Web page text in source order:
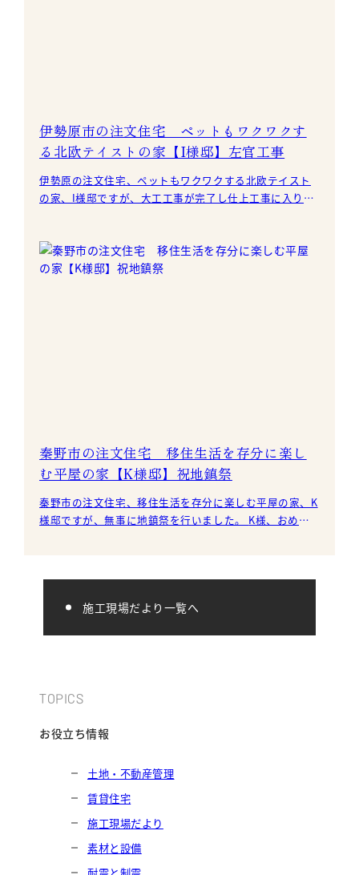
伊勢原市の注文住宅 ペットもワクワクす
る北欧テイストの家【I様邸】左官工事
伊勢原の注文住宅、ペットもワクワクする北欧テイスト
の家、I様邸ですが、大工工事が完了し仕上工事に入りま
秦野市の注文住宅 移住生活を存分に楽し
む平屋の家【K様邸】祝地鎮祭
秦野市の注文住宅、移住生活を存分に楽しむ平屋の家、K
様邸ですが、無事に地鎮祭を行いました。 K様、おめで
施工現場だより一覧へ
TOPICS
お役立ち情報
土地・不動産管理
賃貸住宅
施工現場だより
素材と設備